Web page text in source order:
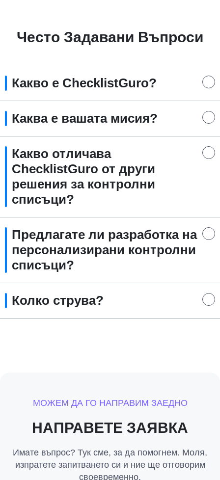
Често Задавани Въпроси
Какво е ChecklistGuro?
Каква е вашата мисия?
Какво отличава
ChecklistGuro от други
решения за контролни
списъци?
Предлагате ли разработка на
персонализирани контролни
списъци?
Колко струва?
МОЖЕМ ДА ГО НАПРАВИМ ЗАЕДНО
НАПРАВЕТЕ ЗАЯВКА
Имате въпрос? Тук сме, за да помогнем. Моля,
изпратете запитването си и ние ще отговорим
своевременно.